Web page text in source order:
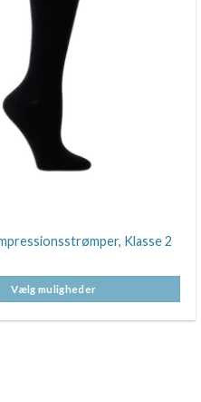
Klasse 2
Vælg muligheder